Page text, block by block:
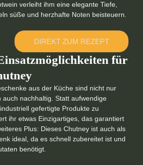
verleiht ihm eine elegante Tiefe,
süße und herzhafte Noten beisteuern.
DIREKT ZUM REZEPT
für
aus der Küche sind nicht nur
auch nachhaltig. Statt aufwendige
gefertigte Produkte zu
ihr etwas Einzigartiges, das garantiert
Plus: Dieses Chutney ist auch als
ideal, da es schnell zubereitet ist und
benötigt.